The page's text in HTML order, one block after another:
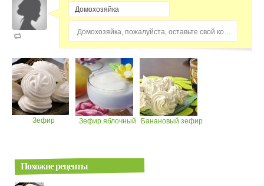
Домохозяйка, пожалуйста, оставьте свой комментарий...
Зефир Зефир яблочный Банановый зефир
Похожие рецепты